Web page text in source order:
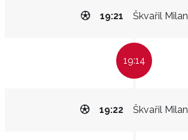
Škvařil Milan
19:21
19:14
Škvařil Milan
19:22